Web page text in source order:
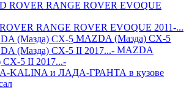
RANGE ROVER EVOQUE 2011-...
MAZDA (Мазда) CX-5
MAZDA
CX-5 II 2017...-